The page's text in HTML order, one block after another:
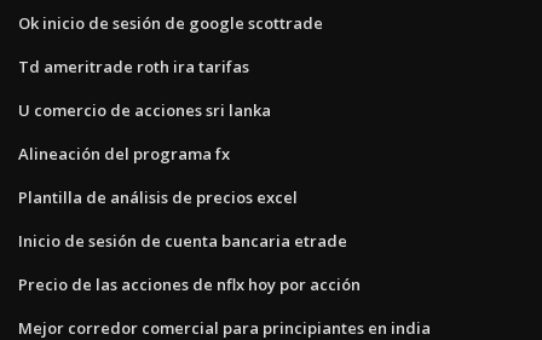
Ok inicio de sesión de google scottrade
Td ameritrade roth ira tarifas
U comercio de acciones sri lanka
Alineación del programa fx
Plantilla de análisis de precios excel
Inicio de sesión de cuenta bancaria etrade
Precio de las acciones de nflx hoy por acción
Mejor corredor comercial para principiantes en india